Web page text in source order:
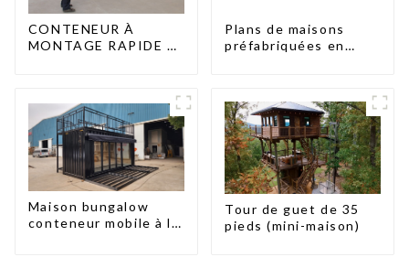
CONTENEUR À
MONTAGE RAPIDE 2
Plans de maisons
préfabriquées en
Australie, maisons en
kit préfabriquées
Maison bungalow
conteneur mobile à la
Tour de guet de 35
pieds (mini-maison)